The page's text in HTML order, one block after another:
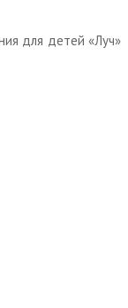
для детей «Луч»